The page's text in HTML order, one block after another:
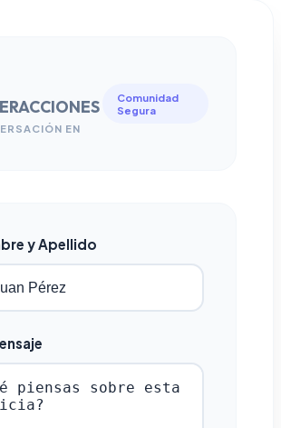
EN
Comunidad
Segura
y Apellido